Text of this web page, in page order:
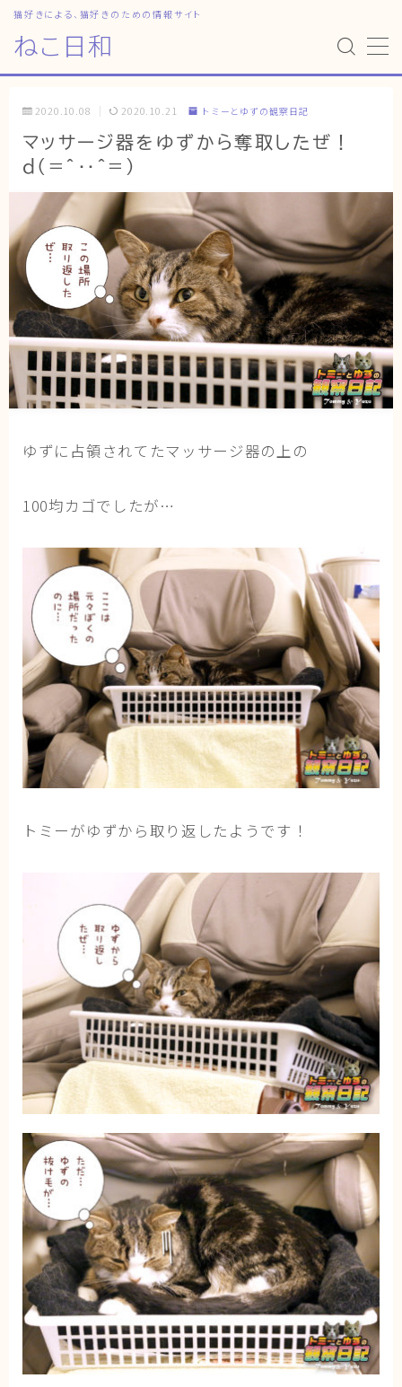
ねこ日和
猫好きによる、猫好きのための情報サイト
MENU
ねこ日和
どっちがいい？
猫暮らしの平均
猫のなぜ？
ゆずとシンバの日常
ねこの部屋
猫の健康・ケア関連
猫と人間の共生・社会問題
猫との暮らし・生活設計
猫と暮らす快適環境づくり
猫と暮らすシニアライフ
ねこの飼い方
基本ガイド（ねこの飼い方、しつけ、食事）
健康管理（病気・ケア・病院情報）
行動と心理（ねこの習性、気持ちの読み方）
お役立ち情報（ねこに優しいインテリア、災害対
トミーとゆずの観察日記
ゆず日和
プロフィール
2020.10.08 2020.10.21 トミーとゆずの観察日記
マッサージ器をゆずから奪取したぜ！
d(=^‥^=)
ゆずに占領されてたマッサージ器の上の
100均カゴでしたが…
トミーがゆずから取り返したようです！